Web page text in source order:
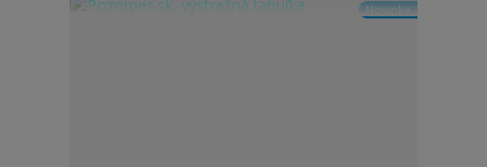
Novinka